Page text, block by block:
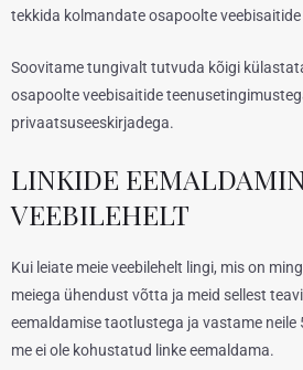
tekkida kolmandate osapoolte
Soovitame tungivalt tutvuda kõigi
osapoolte veebisaitide
privaatsuseeskirjadega.
LINKIDE
VEEBILEHELT
Kui leiate meie veebilehelt lingi, mis on
meiega ühendust võtta ja meid sellest
eemaldamise taotlustega ja vastame neile
me ei ole kohustatud linke eemaldama.